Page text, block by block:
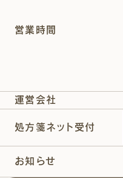
営業時間
運営会社
処方箋ネット受付
お知らせ